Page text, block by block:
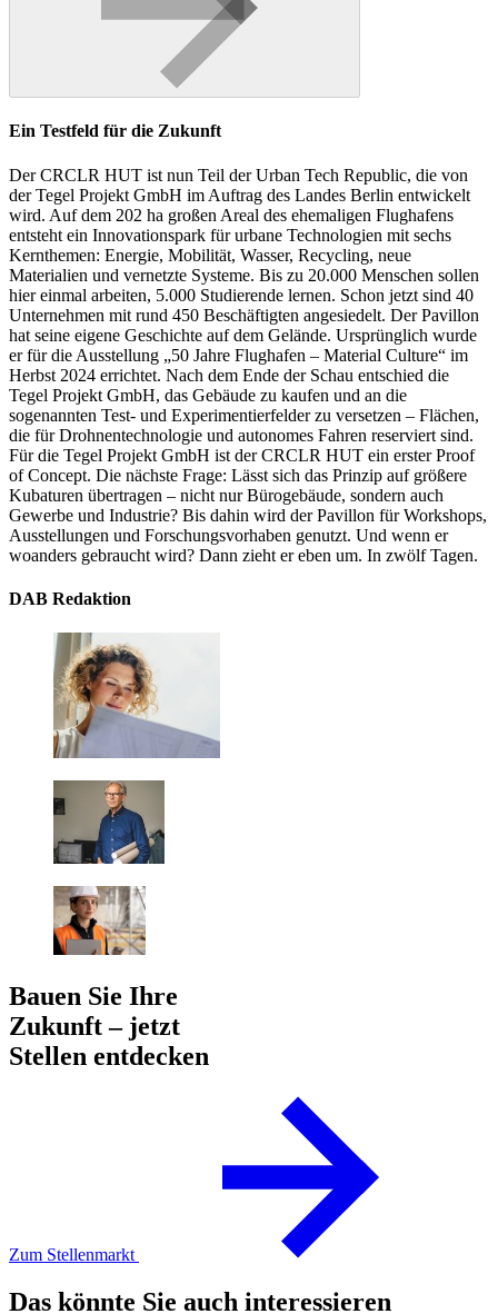
Ein Testfeld für die Zukunft
Der CRCLR HUT ist nun Teil der Urban Tech Republic, die von
der Tegel Projekt GmbH im Auftrag des Landes Berlin entwickelt
wird. Auf dem 202 ha großen Areal des ehemaligen Flughafens
entsteht ein Innovationspark für urbane Technologien mit sechs
Kernthemen: Energie, Mobilität, Wasser, Recycling, neue
Materialien und vernetzte Systeme. Bis zu 20.000 Menschen sollen
hier einmal arbeiten, 5.000 Studierende lernen. Schon jetzt sind 40
Unternehmen mit rund 450 Beschäftigten angesiedelt. Der Pavillon
hat seine eigene Geschichte auf dem Gelände. Ursprünglich wurde
er für die Ausstellung „50 Jahre Flughafen – Material Culture“ im
Herbst 2024 errichtet. Nach dem Ende der Schau entschied die
Tegel Projekt GmbH, das Gebäude zu kaufen und an die
sogenannten Test- und Experimentierfelder zu versetzen – Flächen,
die für Drohnentechnologie und autonomes Fahren reserviert sind.
Für die Tegel Projekt GmbH ist der CRCLR HUT ein erster Proof
of Concept. Die nächste Frage: Lässt sich das Prinzip auf größere
Kubaturen übertragen – nicht nur Bürogebäude, sondern auch
Gewerbe und Industrie? Bis dahin wird der Pavillon für Workshops,
Ausstellungen und Forschungsvorhaben genutzt. Und wenn er
woanders gebraucht wird? Dann zieht er eben um. In zwölf Tagen.
DAB Redaktion
Bauen Sie Ihre
Zukunft – jetzt
Stellen entdecken
Zum Stellenmarkt
Das könnte Sie auch interessieren